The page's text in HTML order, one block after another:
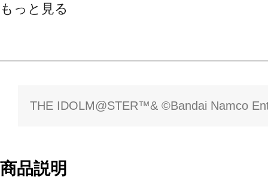
もっと見る
THE IDOLM@STER™& ©Bandai Namco
商品説明